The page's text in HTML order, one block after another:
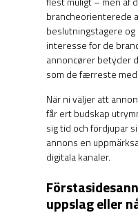
brancheorienterede
beslutningstagere
interesse for de
annoncører betyder
som de færreste
När ni väljer att
får ert budskap
sig tid och fördjupar
annons en
digitala kanaler.
uppslag eller